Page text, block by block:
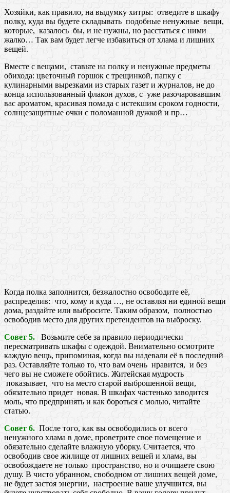
Хозяйки, как правило, на выдумку хитры: отведите в шкафу
полку, куда вы будете складывать подобные ненужные вещи,
которые, казалось бы, и не нужны, но расстаться с ними
жалко… Так вам будет легче избавиться от хлама и лишних
вещей.
Вместе с вещами, ставьте на полку и ненужные предметы
обихода: цветочный горшок с трещинкой, папку с
кулинарными вырезками из старых газет и журналов, не до
конца использованный флакон духов, с уже разочаровавшим
вас ароматом, красивая помада с истекшим сроком годности,
солнцезащитные очки с поломанной дужкой и пр…
Когда полка заполнится, безжалостно освободите её,
распределив: что, кому и куда …, не оставляя ни единой вещи
дома, раздайте или выбросите. Таким образом, полностью
освободив место для других претендентов на выброску.
Совет 5. Возьмите себе за правило периодически
пересматривать шкафы с одеждой. Внимательно осмотрите
каждую вещь, припоминая, когда вы надевали её в последний
раз. Оставляйте только то, что вам очень нравится, и без
чего вы не сможете обойтись. Житейская мудрость
показывает, что на место старой выброшенной вещи,
обязательно придет новая. В шкафах частенько заводится
моль, что предпринять и как бороться с молью, читайте
статью.
Совет 6. После того, как вы освободились от всего
ненужного хлама в доме, проветрите свое помещение и
обязательно сделайте влажную уборку. Считается, что
освободив свое жилище от лишних вещей и хлама, вы
освобождаете не только пространство, но и очищаете свою
душу. В чисто убранном, свободном от лишних вещей доме,
не будет застоя энергии, настроение ваше улучшится, вы